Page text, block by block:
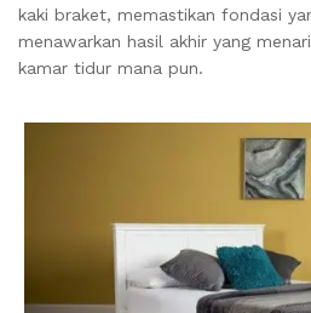
kaki braket, memastikan fondasi
menawarkan hasil akhir yang
kamar tidur mana pun.